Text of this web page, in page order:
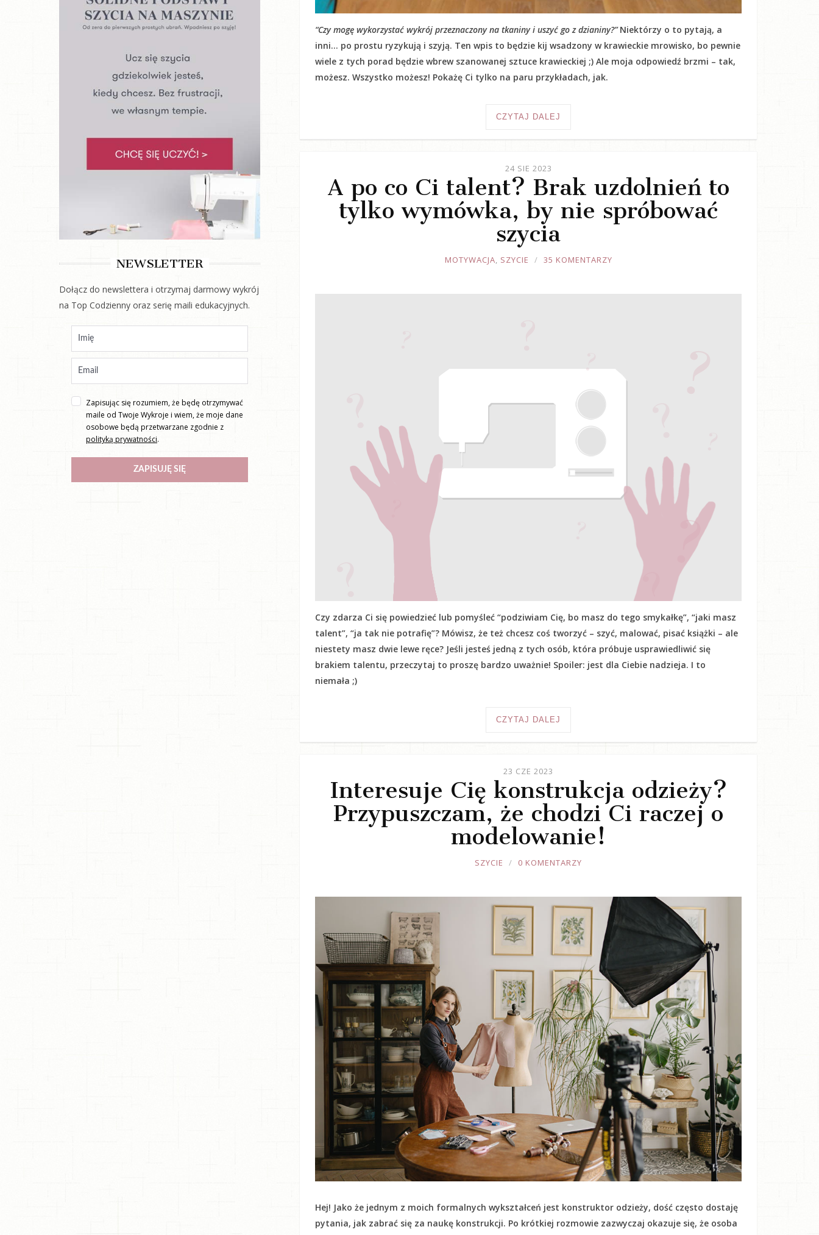
“Czy mogę wykorzystać wykrój przeznaczony na tkaniny i uszyć go z dzianiny?”Niektórzy o to pytają, a
inni… po prostu ryzykują i szyją. Ten wpis to będzie kij wsadzony w krawieckie mrowisko, bo pewnie
wiele z tych porad będzie wbrew szanowanej sztuce krawieckiej ;) Ale moja odpowiedź brzmi – tak,
możesz. Wszystko możesz! Pokażę Ci tylko na paru przykładach, jak.
CZYTAJ DALEJ
24 SIE 2023
A po co Ci talent? Brak uzdolnień to
tylko wymówka, by nie spróbować
szycia
JOULE
MOTYWACJA, SZYCIE 35 KOMENTARZY
Czy zdarza Ci się powiedzieć lub pomyśleć “podziwiam Cię, bo masz do tego smykałkę”, “jaki masz
talent”, “ja tak nie potrafię”? Mówisz, że też chcesz coś tworzyć – szyć, malować, pisać książki – ale
niestety masz dwie lewe ręce? Jeśli jesteś jedną z tych osób, która próbuje usprawiedliwić się
brakiem talentu, przeczytaj to proszę bardzo uważnie! Spoiler: jest dla Ciebie nadzieja. I to
niemała ;)
CZYTAJ DALEJ
23 CZE 2023
Interesuje Cię konstrukcja odzieży?
Przypuszczam, że chodzi Ci raczej o
modelowanie!
JOULE
SZYCIE 0 KOMENTARZY
Hej! Jako że jednym z moich formalnych wykształceń jest konstruktor odzieży, dość często dostaję
pytania, jak zabrać się za naukę konstrukcji. Po krótkiej rozmowie zazwyczaj okazuje się, że osoba
NEWSLETTER
Dołącz do newslettera i otrzymaj darmowy wykrój
na Top Codzienny oraz serię maili edukacyjnych.
Zapisując się rozumiem, że będę otrzymywać
maile od Twoje Wykroje i wiem, że moje dane
osobowe będą przetwarzane zgodnie z
polityką prywatności.
ZAPISUJĘ SIĘ